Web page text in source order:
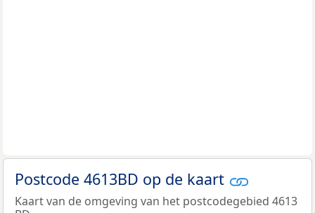
Postcode 4613BD op de kaart
Kaart van de omgeving van het postcodegebied 4613